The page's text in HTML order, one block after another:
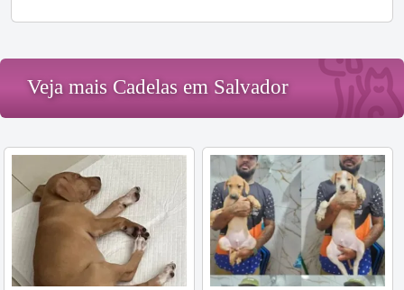
Veja mais Cadelas em Salvador